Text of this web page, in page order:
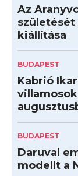
Az
születését
kiállítása
BUDAPEST
Kabrió
BUDAPEST
Daruval
modellt a